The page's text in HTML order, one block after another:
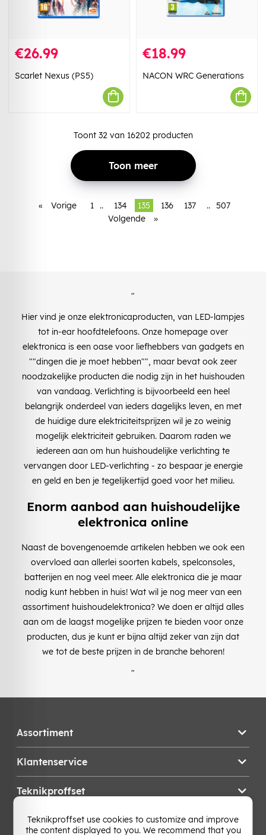
€26.99
Scarlet Nexus (PS5)
€18.99
NACON WRC Generations
Toont 32van 16202producten
Toon meer
« Vorige 1 .. 134 135 136 137 .. 507
Volgende
»
"
Hier vind je onze elektronicaproducten, van LED-lampjes
tot in-ear hoofdtelefoons. Onze homepage over
elektronica is een oase voor liefhebbers van gadgets en
""dingen die je moet hebben"", maar bevat ook zeer
noodzakelijke producten die nodig zijn in het huishouden
van vandaag. Verlichting is bijvoorbeeld een heel
belangrijk onderdeel van ieders dagelijks leven, en met
de huidige dure elektriciteitsprijzen wil je zo weinig
mogelijk elektriciteit gebruiken. Daarom raden we
iedereen aan om hun huishoudelijke verlichting te
vervangen door LED-verlichting - zo bespaar je energie
en geld en ben je tegelijkertijd goed voor het milieu.
Enorm aanbod aan huishoudelijke
elektronica online
Naast de bovengenoemde artikelen hebben we ook een
overvloed aan allerlei soorten kabels, spelconsoles,
batterijen en nog veel meer. Alle elektronica die je maar
nodig kunt hebben in huis! Wat wil je nog meer van een
assortiment huishoudelektronica? We doen er altijd alles
aan om de laagst mogelijke prijzen te bieden voor onze
producten, dus je kunt er bijna altijd zeker van zijn dat
we tot de beste prijzen in de branche behoren!
"
Assortiment
Klantenservice
Teknikproffset
Wijzig Land
Teknikproffset use cookies to customize and improve
the content displayed to you. We recommend that you